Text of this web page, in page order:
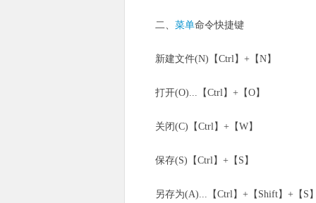
二、 菜单命令快捷键
新建文件(N)【Ctrl】+【N】
打开(O)...【Ctrl】+【O】
关闭(C)【Ctrl】+【W】
保存(S)【Ctrl】+【S】
另存为(A)...【Ctrl】+【Shift】+【S